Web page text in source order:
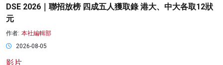
DSE 2026｜聯招放榜 四成五人獲取錄 港大、中大各取12狀
元
作者: 本社編輯部
2026-08-05
影片